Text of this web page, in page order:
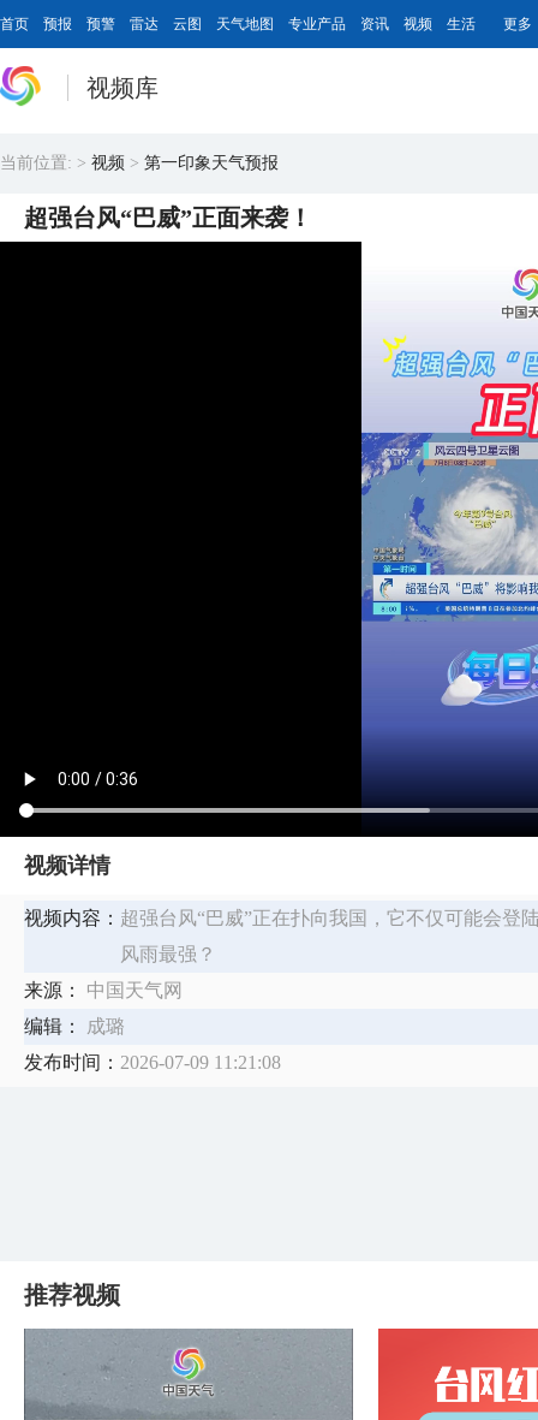
首页 预报 预警 雷达 云图 天气地图 专业产品 资讯 视频 生活 更多
视频库
当前位置: > 视频 > 第一印象天气预报
超强台风“巴威”正面来袭！
视频详情
视频内容： 超强台风“巴威”正在扑向我国，它不仅可能会登
风雨最强？
来源：
中国天气网
编辑：
成璐
发布时间： 2026-07-09 11:21:08
推荐视频